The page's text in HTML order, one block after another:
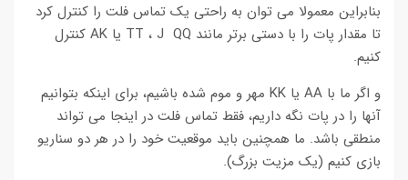
بنابراین معمولا می توان به راحتی یک تماس فلت را کنترل کرد
تا مقدار پات را با دستی برتر مانند TT ، J QQ یا AK کنترل
کنیم.
و اگر ما با AA یا KK مهر و موم شده باشیم، برای اینکه بتوانیم
آنها را در پات نگه داریم، فقط تماس فلت در اینجا می تواند
منطقی باشد. ما همچنین باید موقعیت خود را در هر دو سناریو
بازی کنیم (یک مزیت بزرگ).